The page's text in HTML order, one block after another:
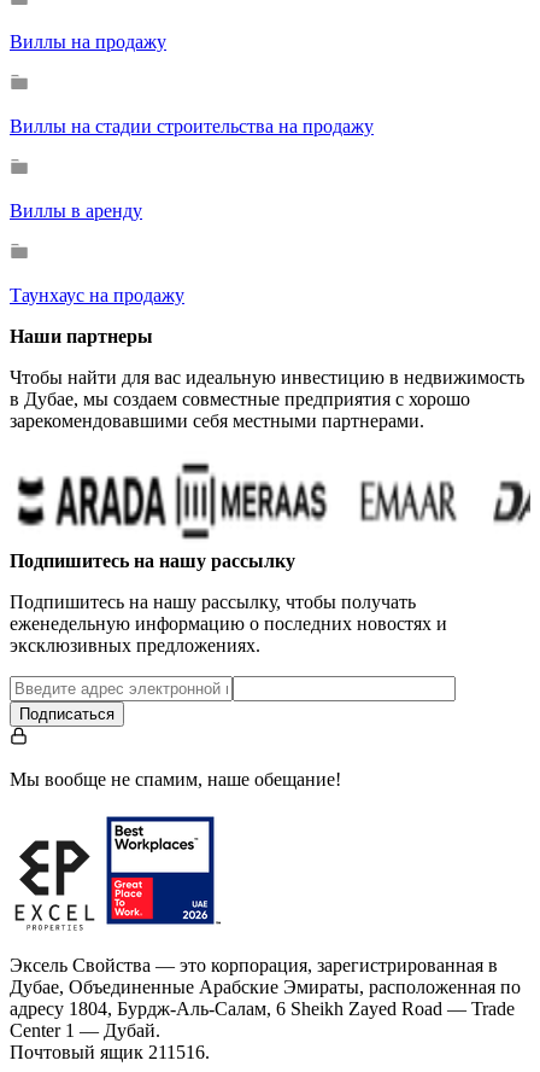
Виллы на продажу
Виллы на стадии строительства на продажу
Виллы в аренду
Таунхаус на продажу
Наши партнеры
Чтобы найти для вас идеальную инвестицию в недвижимость
в Дубае, мы создаем совместные предприятия с хорошо
зарекомендовавшими себя местными партнерами.
Подпишитесь на нашу рассылку
Подпишитесь на нашу рассылку, чтобы получать
еженедельную информацию о последних новостях и
эксклюзивных предложениях.
Подписаться
Мы вообще не спамим, наше обещание!
Эксель Свойства — это корпорация, зарегистрированная в
Дубае, Объединенные Арабские Эмираты, расположенная по
адресу 1804, Бурдж-Аль-Салам, 6 Sheikh Zayed Road — Trade
Center 1 — Дубай.
Почтовый ящик 211516.